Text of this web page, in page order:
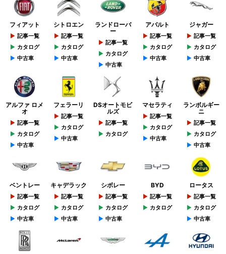
フィアット
記事一覧
カタログ
中古車
シトロエン
記事一覧
カタログ
中古車
ランドローバ
ー
記事一覧
カタログ
中古車
アバルト
記事一覧
カタログ
中古車
ジャガー
記事一覧
カタログ
中古車
アルファ ロメ
オ
記事一覧
カタログ
中古車
フェラーリ
記事一覧
カタログ
中古車
DSオートモビ
ルズ
記事一覧
カタログ
マセラティ
記事一覧
カタログ
中古車
ランボルギー
ニ
記事一覧
カタログ
中古車
ベントレー
記事一覧
カタログ
中古車
キャデラック
記事一覧
カタログ
中古車
シボレー
記事一覧
カタログ
中古車
BYD
記事一覧
カタログ
ロータス
記事一覧
カタログ
中古車